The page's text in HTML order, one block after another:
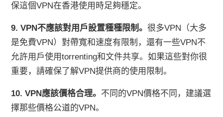
保這個VPN在香港使用時足夠穩定。
9. VPN不應該對用戶設置種種限制。 很多VPN（大多
是免費VPN）對帶寬和速度有限制，還有一些VPN不
允許用戶使用torrenting和文件共享。如果這些對你很
重要，請確保了解VPN提供商的使用限制。
10. VPN應該價格合理。 不同的VPN價格不同，建議選
擇那些價格公道的VPN。